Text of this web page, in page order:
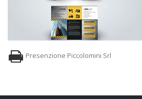
Presenzione Piccolomini Srl